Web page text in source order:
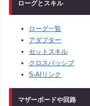
ローグとスキル
ローグ一覧
アダプター
セットスキル
クロスパッシブ
S-AIリンク
マザーボードや回路